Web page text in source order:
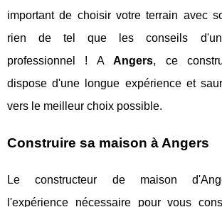
important de choisir votre terrain avec
rien de tel que les conseils d'un
professionnel ! AAngers, ce
dispose d'une longue expérience et
vers le meilleur choix possible.
Construire sa maison à Angers
Le constructeur de maison
l'expérience nécessaire pour vous